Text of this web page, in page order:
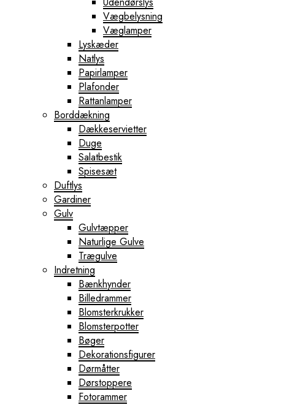
Vægbelysning
Væglamper
Lyskæder
Natlys
Papirlamper
Plafonder
Rattanlamper
Borddækning
Dækkeservietter
Duge
Salatbestik
Spisesæt
Duftlys
Gardiner
Gulv
Gulvtæpper
Naturlige Gulve
Trægulve
Indretning
Bænkhynder
Billedrammer
Blomsterkrukker
Blomsterpotter
Bøger
Dekorationsfigurer
Dørmåtter
Dørstoppere
Fotorammer